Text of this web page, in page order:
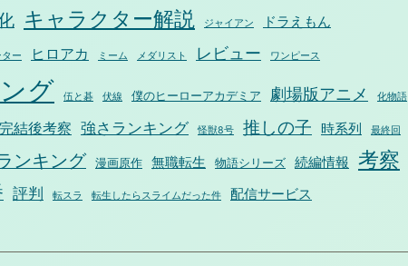
キャラクター解説 ジャイアン ドラえもん
ー ヒロアカ ミーム メダリスト レビュー ワンピース
グ 伍と碁 伏線 僕のヒーローアカデミア 劇場版アニメ 化物語
完結後考察 強さランキング 怪獣8号 推しの子 時系列 最終回
ンキング 漫画原作 無職転生 物語シリーズ 続編情報 考察
評判 転スラ 転生したらスライムだった件 配信サービス